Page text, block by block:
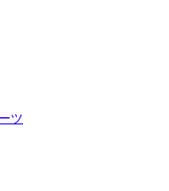
ツ